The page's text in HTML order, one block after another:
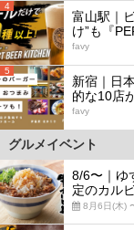
4
富山駅｜
け”も『
favy
5
新宿｜日
的な10店
favy
グルメイベント
8/6〜｜ゆ
定のカル
8月6日(木)